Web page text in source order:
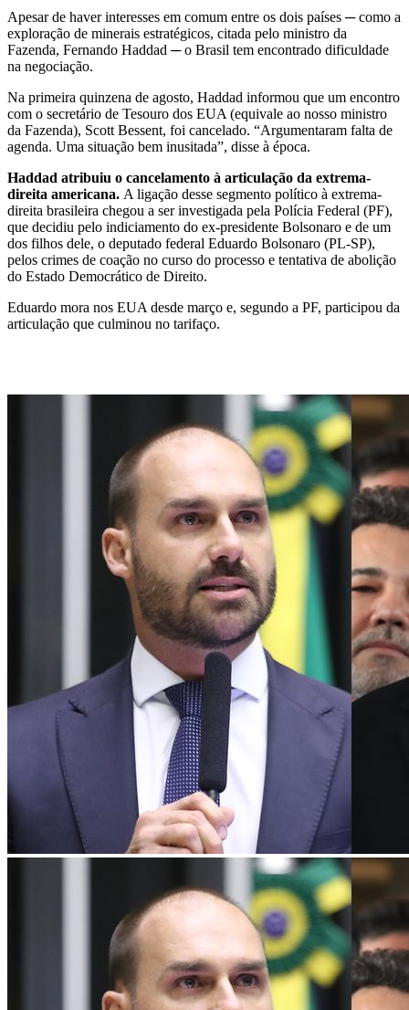
Apesar de haver interesses em comum entre os dois países ─ como a
exploração de minerais estratégicos, citada pelo ministro da
Fazenda, Fernando Haddad ─ o Brasil tem encontrado dificuldade
na negociação.
Na primeira quinzena de agosto, Haddad informou que um encontro
com o secretário de Tesouro dos EUA (equivale ao nosso ministro
da Fazenda), Scott Bessent, foi cancelado. “Argumentaram falta de
agenda. Uma situação bem inusitada”, disse à época.
Haddad atribuiu o cancelamento à articulação da extrema-
direita americana. A ligação desse segmento político à extrema-
direita brasileira chegou a ser investigada pela Polícia Federal (PF),
que decidiu pelo indiciamento do ex-presidente Bolsonaro e de um
dos filhos dele, o deputado federal Eduardo Bolsonaro (PL-SP),
pelos crimes de coação no curso do processo e tentativa de abolição
do Estado Democrático de Direito.
Eduardo mora nos EUA desde março e, segundo a PF, participou da
articulação que culminou no tarifaço.